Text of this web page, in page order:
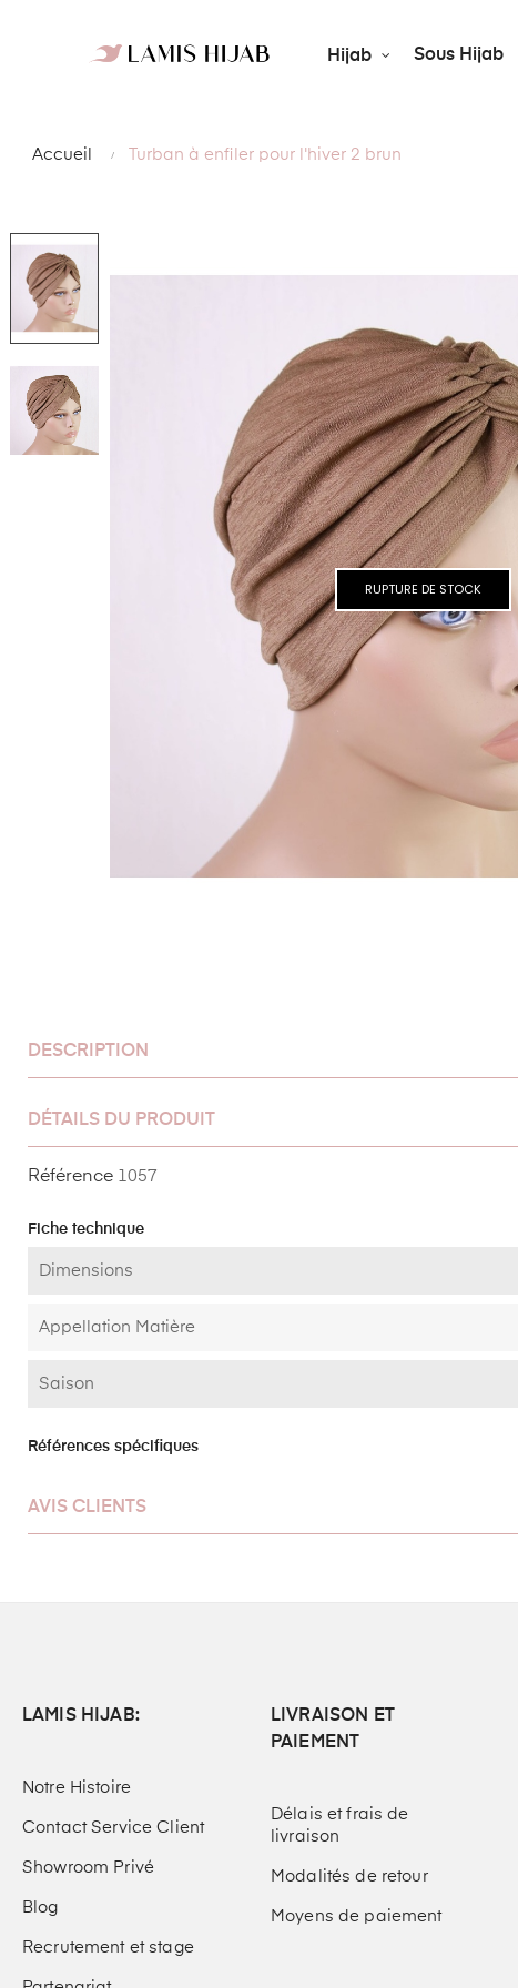
Hijab Sous Hijab
Accueil Turban à enfiler pour l'hiver 2 brun
RUPTURE DE STOCK
DESCRIPTION
DÉTAILS DU PRODUIT
Référence 1057
Fiche technique
Dimensions
Appellation Matière
Saison
Références spécifiques
AVIS CLIENTS
LAMIS HIJAB:
Notre Histoire
Contact Service Client
Showroom Privé
Blog
Recrutement et stage
LIVRAISON ET
PAIEMENT
Délais et frais de
livraison
Modalités de retour
Moyens de paiement